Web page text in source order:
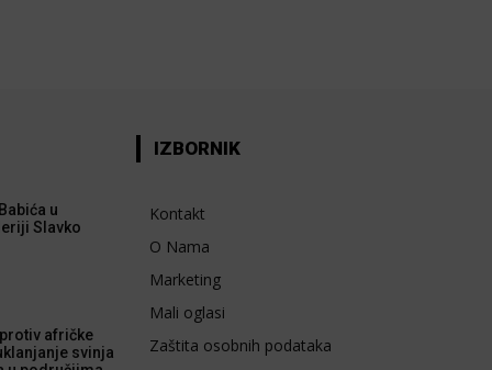
u
Slavko
afričke
svinja
IZBORNIK
Kontakt
O Nama
Marketing
Mali oglasi
Zaštita osobnih podataka